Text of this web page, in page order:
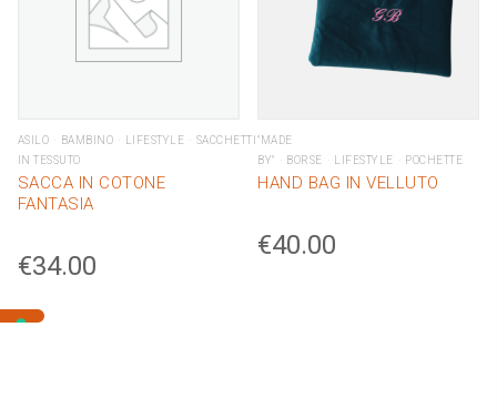
ASILO BAMBINO LIFESTYLE
SACCHETTI
IN TESSUTO
SACCA IN COTONE
FANTASIA
€34.00
"MADE
BY"
BORSE LIFESTYLE POCHETTE
HAND BAG IN VELLUTO
€40.00